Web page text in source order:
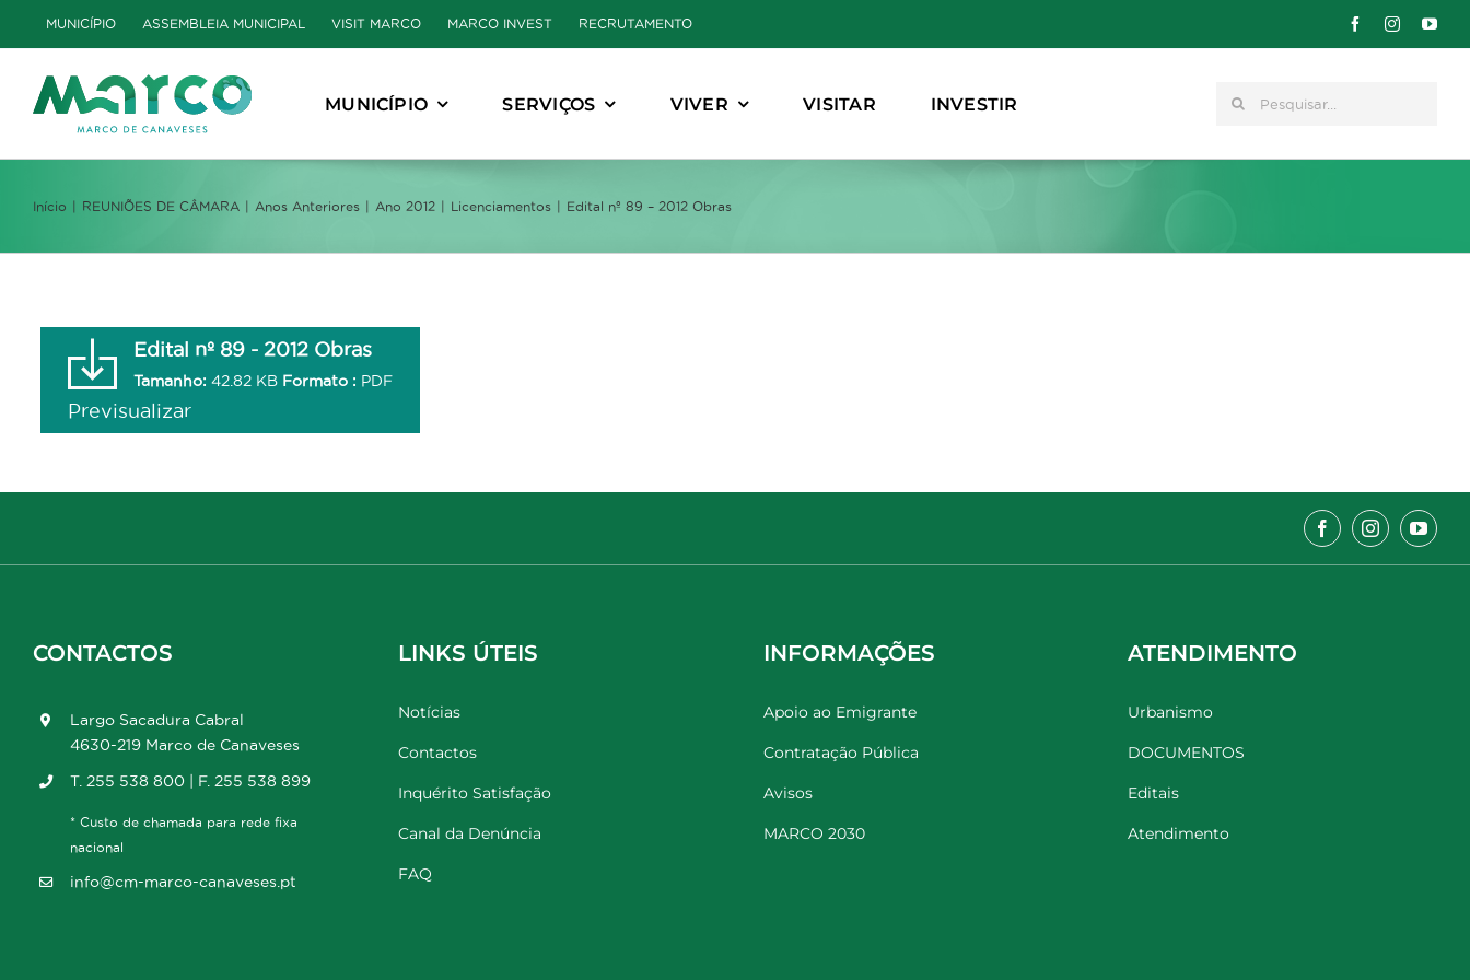
to
content
MUNICÍPIO ASSEMBLEIA MUNICIPAL VISIT MARCO MARCO INVEST RECRUTAMENTO
MUNICÍPIO SERVIÇOS VIVER VISITAR INVESTIR Pesquisar
Início REUNIÕES DE CÂMARA Anos Anteriores Ano 2012 Licenciamentos Edital nº 89 – 2012 Obras
Edital nº 89 - 2012 Obras
Tamanho: 42.82 KB Formato : PDF
Previsualizar
CONTACTOS
Largo Sacadura Cabral
4630-219 Marco de Canaveses
T. 255 538 800 | F. 255 538 899
* Custo de chamada para rede fixa
nacional
info@cm-marco-canaveses.pt
LINKS ÚTEIS
Notícias
Contactos
Inquérito Satisfação
Canal da Denúncia
FAQ
INFORMAÇÕES
Apoio ao Emigrante
Contratação Pública
Avisos
MARCO 2030
ATENDIMENTO
Urbanismo
DOCUMENTOS
Editais
Atendimento